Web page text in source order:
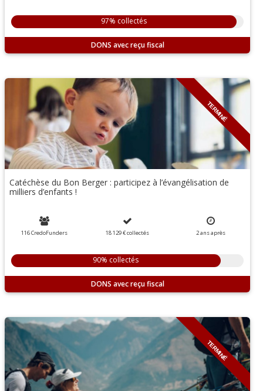
97% collectés
DONS
TERMINÉ
Catéchèse du Bon Berger : participez à l’évangélisation de
milliers d’enfants !
116 CredoFunders 18 129 €collectés 2ansaprès
90% collectés
DONS
TERMINÉ